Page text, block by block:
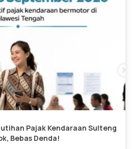
Pajak Kendaraan Sulteng
Bebas Denda!